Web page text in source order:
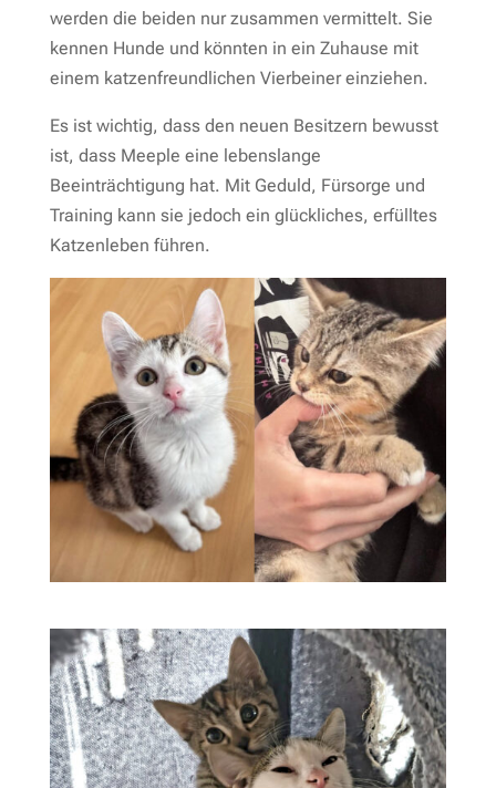
werden die beiden nur zusammen vermittelt. Sie
kennen Hunde und könnten in ein Zuhause mit
einem katzenfreundlichen Vierbeiner einziehen.
Es ist wichtig, dass den neuen Besitzern bewusst
ist, dass Meeple eine lebenslange
Beeinträchtigung hat. Mit Geduld, Fürsorge und
Training kann sie jedoch ein glückliches, erfülltes
Katzenleben führen.